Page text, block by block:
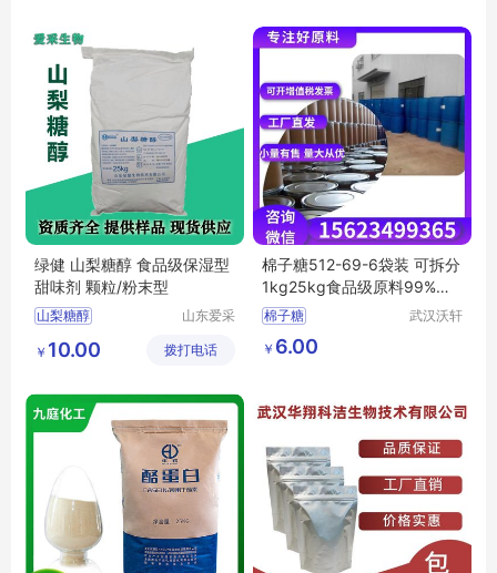
绿健 山梨糖醇 食品级保湿型
甜味剂 颗粒/粉末型
山梨糖醇
山梨糖醇生产厂家
绿健山梨糖醇
山东爱采
有限公司
￥ 10.00 拨打电话
棉子糖512-69-6袋装 可拆分
1kg25kg食品级原料99%含
量
棉子糖
武汉沃轩
￥ 6.00